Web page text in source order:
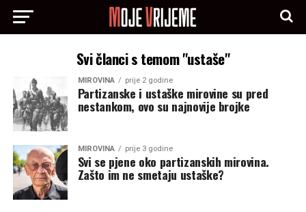
Svi članci s temom "ustaše"
MIROVINA prije 2 godine
Partizanske i ustaške mirovine su pred
nestankom, ovo su najnovije brojke
MIROVINA prije 3 godine
Svi se pjene oko partizanskih mirovina.
Zašto im ne smetaju ustaške?